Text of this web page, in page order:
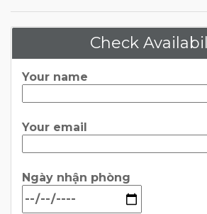
Check
Your name
Your email
Ngày nhận phòng